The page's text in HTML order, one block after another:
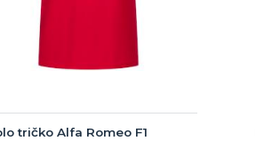
tričko Alfa Romeo F1